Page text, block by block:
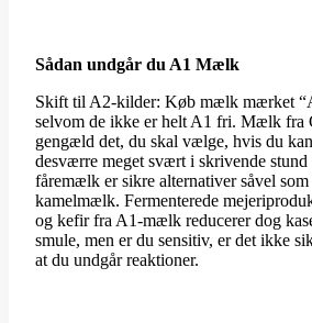
Sådan undgår du A1 Mælk
Skift til A2-kilder: Køb mælk mærket
selvom de ikke er helt A1 fri. Mælk fra
gengæld det, du skal vælge, hvis du
desværre meget svært i skrivende
fåremælk er sikre alternativer såvel
kamelmælk. Fermenterede
og kefir fra A1-mælk reducerer dog
smule, men er du sensitiv, er det ikke
at du undgår reaktioner.